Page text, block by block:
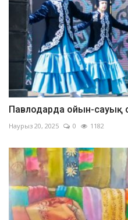
Павлодарда ойын-сауық
Наурыз 20, 2025 0 1182